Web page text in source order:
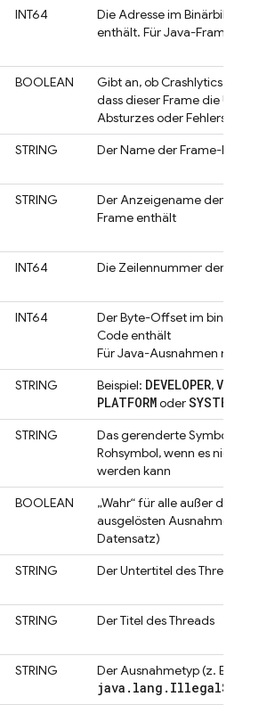
INT64
Die Adresse im Binärbild,
enthält. Für Java-Frames
BOOLEAN Gibt an, obCrashlytics
dass dieser Frame die
Absturzes oder Fehlers ist.
STRING Der Name der Frame-Datei
STRING
Der Anzeigename der
Frame enthält
INT64 Die Zeilennummer der Datei
INT64
Der Byte-Offset im binären
Code enthält
Für Java-Ausnahmen nicht
STRING Beispiel: DEVELOPER,
PLATFORModerSYSTEM
STRING
Das gerenderte Symbol
Rohsymbol, wenn es nicht
werden kann
BOOLEAN
„Wahr“ für alle außer der
ausgelösten Ausnahme
Datensatz)
STRING Der Untertitel des Threads
STRING Der Titel des Threads
STRING Der Ausnahmetyp (z. B.